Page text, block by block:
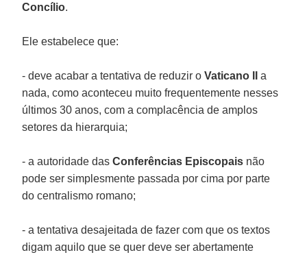
Concílio.
Ele estabelece que:
- deve acabar a tentativa de reduzir oVaticano II
a
nada, como aconteceu muito frequentemente nesses
últimos 30 anos, com a complacência de amplos
setores da hierarquia;
- a autoridade dasConferências Episcopais não
pode ser simplesmente passada por cima por parte
do centralismo romano;
- a tentativa desajeitada de fazer com que os textos
digam aquilo que se quer deve ser abertamente